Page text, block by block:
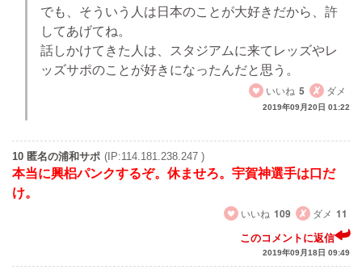
でも、そういう人は日本のことが大好きだから、許
してあげてね。
話しかけてきた人は、スタジアムに来てレッズやレ
ッズサポのことが好きになったんだと思う。
いいね 5 ダメ
2019年09月20日 01:22
10 匿名の浦和サポ (IP:114.181.238.247 )
本当に興梠パンクするぞ。休ませろ。宇賀神選手は口だ
け。
いいね 109 ダメ 11
このコメントに返信
2019年09月18日 09:49